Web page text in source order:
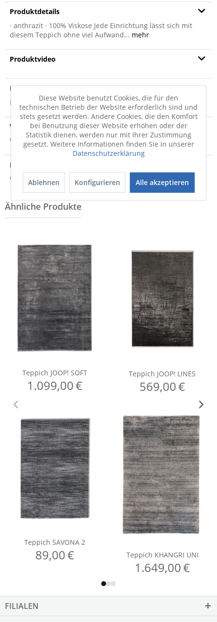
Produktdetails
· anthrazit · 100% Viskose Jede Einrichtung lässt sich mit
diesem Teppich ohne viel Aufwand... mehr
Produktvideo
Produktsicherheit
Produktsicherheit
Versandinfo
Weitere Informationen zum Versand...
Hersteller
Weitere Informationen zum Hersteller...
FILIALEN
Diese Website benutzt Cookies, die für den
technischen Betrieb der Website erforderlich sind und
stets gesetzt werden. Andere Cookies, die den Komfort
bei Benutzung dieser Website erhöhen oder der
Statistik dienen, werden nur mit Ihrer Zustimmung
gesetzt. Weitere Informationen finden Sie in unserer
Datenschutzerklärung
Ablehnen Konfigurieren Alle akzeptieren